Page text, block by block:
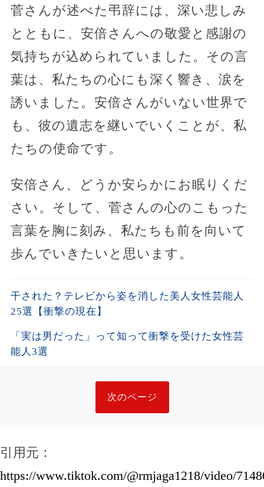
菅さんが述べた弔辞には、深い悲しみ
とともに、安倍さんへの敬愛と感謝の
気持ちが込められていました。その言
葉は、私たちの心にも深く響き、涙を
誘いました。安倍さんがいない世界で
も、彼の遺志を継いでいくことが、私
たちの使命です。
安倍さん、どうか安らかにお眠りくだ
さい。そして、菅さんの心のこもった
言葉を胸に刻み、私たちも前を向いて
歩んでいきたいと思います。
干された？テレビから姿を消した美人女性芸能人
25選【衝撃の現在】
「実は男だった」って知って衝撃を受けた女性芸
能人3選
次のページ
引用元：
https://www.tiktok.com/@rmjaga1218/video/